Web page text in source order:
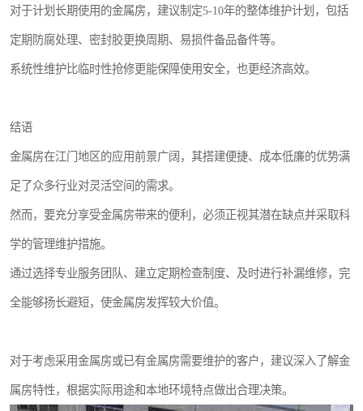
对于计划长期使用的金属房，建议制定5-10年的整体维护计划，包括
定期防腐处理、密封胶更换周期、易损件备品备件等。
系统性维护比临时性抢修更能保障使用安全，也更经济高效。
结语
金属房在江门地区的应用前景广阔，其搭建便捷、成本低廉的优势满
足了众多行业对灵活空间的需求。
然而，要充分享受金属房带来的便利，必须正视其潜在缺点并采取科
学的管理维护措施。
通过选择专业服务团队、建立定期检查制度、及时进行补漏维修，完
全能够扬长避短，使金属房发挥较大价值。
对于考虑采用金属房或已有金属房需要维护的客户，建议深入了解金
属房特性，根据实际用途和本地环境特点做出合理决策。